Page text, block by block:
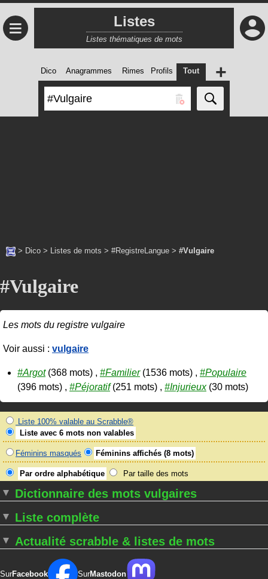
≡ Listes
Listes thématiques de mots
Dico Anagrammes Rimes Profils Tout +
> Dico > Listes de mots > #RegistreLangue > #Vulgaire
#Vulgaire
Les mots du registre vulgaire
Voir aussi : vulgaire
#Argot(368 mots) , #Familier(1536 mots) , #Populaire
(396 mots) , #Péjoratif(251 mots) , #Injurieux(30 mots)
Liste 100% valable au Scrabble®
Liste avec 6 mots non valables
Féminins masqués Féminins affichés (8 mots)
Par ordre alphabétique Par taille des mots
Dictionnaire des mots vulgaires
Liste complète
Actualité scrabble & listes de mots
SurFacebook SurMastodon